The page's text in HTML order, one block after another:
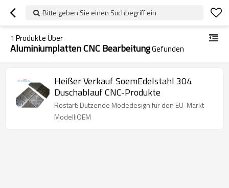
Bitte geben Sie einen Suchbegriff ein
1 Produkte Über
Aluminiumplatten CNC BearbeitungGefunden
Heißer Verkauf SoemEdelstahl 304
Duschablauf CNC-Produkte
Rostart: Dutzende Modedesign für den EU-Markt
Modell:OEM